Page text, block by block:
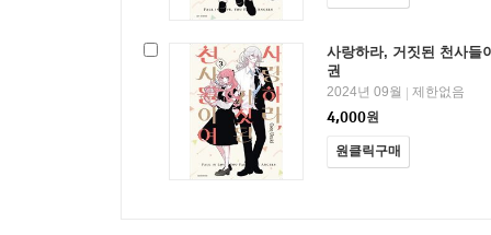
사랑하라, 거짓된 천사들
권
2024년 09월
제한없음
4,000원
원클릭구매